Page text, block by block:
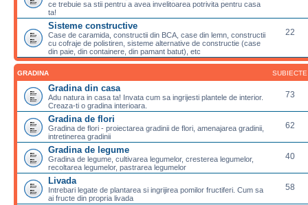
ce trebuie sa stii pentru a avea invelitoarea potrivita pentru casa
ta!
Sisteme constructive
Case de caramida, constructii din BCA, case din lemn, constructii
cu cofraje de polistiren, sisteme alternative de constructie (case
din paie, din containere, din pamant batut), etc
22
GRADINA SUBIECTE
Gradina din casa
Adu natura in casa ta! Invata cum sa ingrijesti plantele de interior.
Creaza-ti o gradina interioara.
73
Gradina de flori
Gradina de flori - proiectarea gradinii de flori, amenajarea gradinii,
intretinerea gradinii
62
Gradina de legume
Gradina de legume, cultivarea legumelor, cresterea legumelor,
recoltarea legumelor, pastrarea legumelor
40
Livada
Intrebari legate de plantarea si ingrijirea pomilor fructiferi. Cum sa
ai fructe din propria livada
58